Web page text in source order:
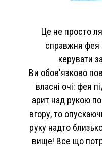
Це не просто
справжня фея
керувати
Ви обов'язково
власні очі: фея
арит над рукою по
вгору, то
руку надто
вище! Все що